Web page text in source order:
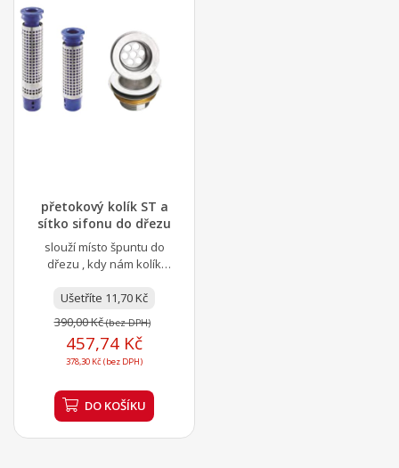
přetokový kolík ST a
sítko sifonu do dřezu
slouží místo špuntu do
dřezu , kdy nám kolík
vrchem protíká voda
Ušetříte 11,70 Kč
390,00 Kč(bez DPH)
457,74 Kč
378,30 Kč (bez DPH)
DO KOŠÍKU